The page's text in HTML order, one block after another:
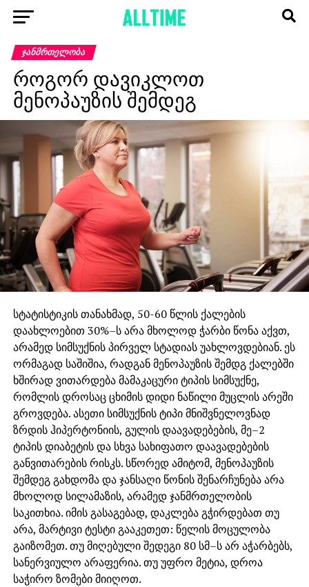
ᲯᲐᲜᲛᲠᲗᲔᲚᲝᲑᲐ
როგორ დავიკლოთ
მენოპაუზის შემდეგ
სტატისტიკის თანახმად, 50-60 წლის ქალების
დაახლოებით 30%–ს არა მხოლოდ ჭარბი წონა აქვთ,
არამედ სიმსუქნის პირველ სტადიას უახლოვდებიან. ეს
ორმაგად საშიშია, რადგან მენოპაუზის შემდგ ქალებში
ხშირად ვითარდება მამაკაცური ტიპის სიმსუქნე,
რომლის დროსაც ცხიმის დიდი ნაწილი მუცლის არეში
გროვდება. ასეთი სიმსუქნის ტიპი მნიშვნელოვნად
ზრდის ჰიპერტონიის, გულის დაავადებების, მე–2
ტიპის დიაბეტის და სხვა სახიფათო დაავადებების
განვითარების რისკს. სწორედ ამიტომ, მენოპაუზის
შემდეგ გახდომა და ჯანსაღი წონის შენარჩუნება არა
მხოლოდ სილამაზის, არამედ ჯანმრთელობის
საკითხია. იმის გასაგებად, დაკლება გჭირდებათ თუ
არა, მარტივი ტესტი გააკეთეთ: წელის მოცულობა
გაიზომეთ. თუ მიღებული შედეგი 80 სმ–ს არ აჭარბებს,
სანერვიულო არაფერია. თუ უფრო მეტია, დროა
საჭირო ზომები მიიღოთ.